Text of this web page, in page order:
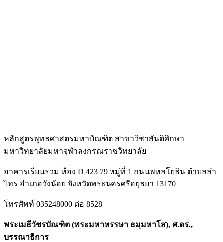
หลักสูตรพุทธศาสตรมหาบัณฑิต สาขาวิชาสันติศึกษา
มหาวิทยาลัยมหาจุฬาลงกรณราชวิทยาลัย
อาคารเรียนรวม ห้อง D 423 79 หมู่ที่ 1 ถนนพหลโยธิน ตำบลลำ
ไทร อำเภอวังน้อย จังหวัดพระนครศรีอยุธยา 13170
โทรศัพท์ 035248000 ต่อ 8528
พระเมธีวัชรบัณฑิต (พระมหาหรรษา ธมฺมหาโส), ศ.ดร.,
บรรณาธิการ